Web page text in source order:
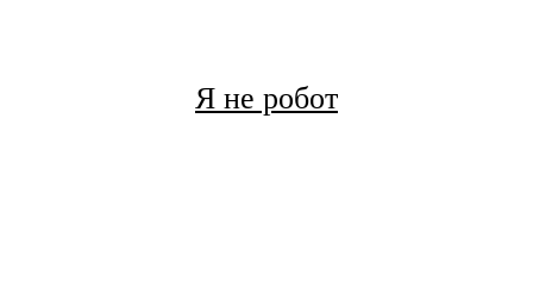
Я не робот